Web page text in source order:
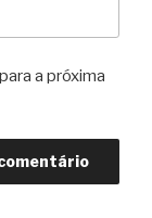
a próxima